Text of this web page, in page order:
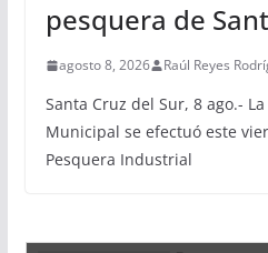
pesquera de
agosto 8, 2026 Raúl Reyes
Santa Cruz del Sur, 8 ago.-
Municipal se efectuó este
Pesquera Industrial